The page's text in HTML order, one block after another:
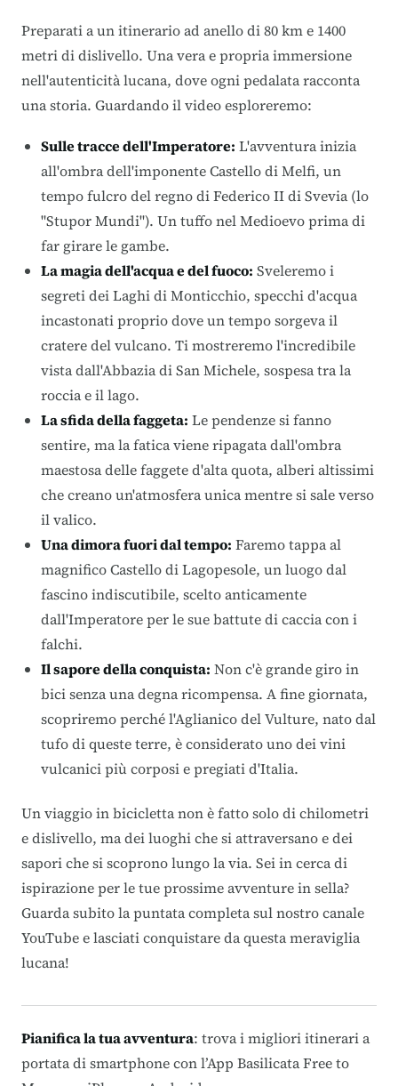
Preparati a un itinerario ad anello di 80 km e 1400
metri di dislivello. Una vera e propria immersione
nell'autenticità lucana, dove ogni pedalata racconta
una storia. Guardando il video esploreremo:
Sulle tracce dell'Imperatore: L'avventura inizia
all'ombra dell'imponente Castello di Melfi, un
tempo fulcro del regno di Federico II di Svevia (lo
"Stupor Mundi"). Un tuffo nel Medioevo prima di
far girare le gambe.
La magia dell'acqua e del fuoco: Sveleremo i
segreti dei Laghi di Monticchio, specchi d'acqua
incastonati proprio dove un tempo sorgeva il
cratere del vulcano. Ti mostreremo l'incredibile
vista dall'Abbazia di San Michele, sospesa tra la
roccia e il lago.
La sfida della faggeta: Le pendenze si fanno
sentire, ma la fatica viene ripagata dall'ombra
maestosa delle faggete d'alta quota, alberi altissimi
che creano un'atmosfera unica mentre si sale verso
il valico.
Una dimora fuori dal tempo: Faremo tappa al
magnifico Castello di Lagopesole, un luogo dal
fascino indiscutibile, scelto anticamente
dall'Imperatore per le sue battute di caccia con i
falchi.
Il sapore della conquista: Non c'è grande giro in
bici senza una degna ricompensa. A fine giornata,
scopriremo perché l'Aglianico del Vulture, nato dal
tufo di queste terre, è considerato uno dei vini
vulcanici più corposi e pregiati d'Italia.
Un viaggio in bicicletta non è fatto solo di chilometri
e dislivello, ma dei luoghi che si attraversano e dei
sapori che si scoprono lungo la via. Sei in cerca di
ispirazione per le tue prossime avventure in sella?
Guarda subito la puntata completa sul nostro canale
YouTube e lasciati conquistare da questa meraviglia
lucana!
Pianifica la tua avventura: trova i migliori itinerari a
portata di smartphone con l’App Basilicata Free to